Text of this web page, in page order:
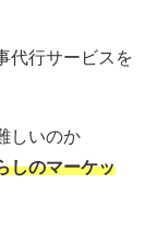
代行サービスを
しいのか
しのマーケッ